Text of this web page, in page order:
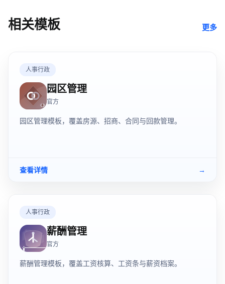
相关模板 更多
人事行政
园区管理
官方
园区管理模板，覆盖房源、招商、合同与回款管理。
查看详情 →
人事行政
薪酬管理
官方
薪酬管理模板，覆盖工资核算、工资条与薪资档案。